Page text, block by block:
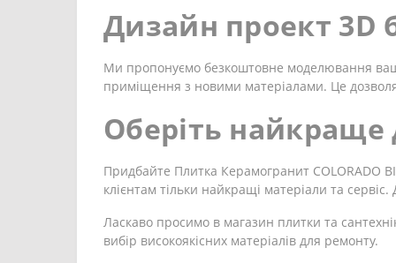
Дизайн проект 3D
Ми пропонуємо безкоштовне моделювання
приміщення з новими матеріалами. Це
Оберіть найкраще
Придбайте Плитка Керамогранит COLORADO
клієнтам тільки найкращі матеріали та
Ласкаво просимо в магазин плитки та
вибір високоякісних матеріалів для ремонту.